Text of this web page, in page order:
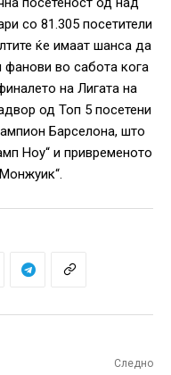
со 81.305 посетители
ќе имаат шанса да
фанови во сабота кога
на Лигата на
од Топ 5 посетени
Барселона, што
Ноу“ и привременото
Следно